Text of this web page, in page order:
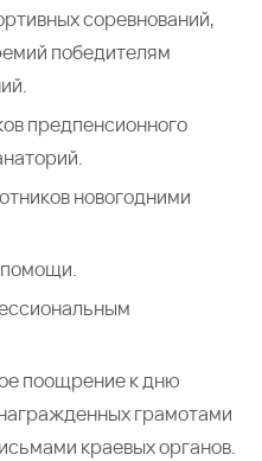
соревнований,
победителям
предпенсионного
новогодними
поощрение к дню
грамотами
краевых органов.